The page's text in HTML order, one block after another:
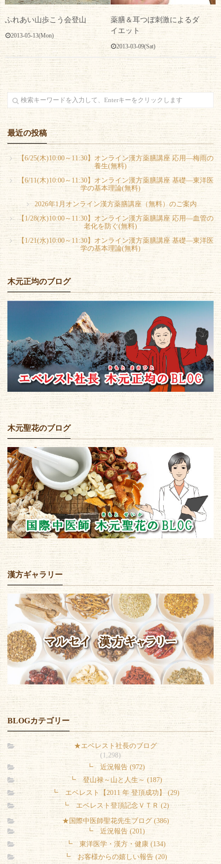
ふれあい山歩こう会登山
2013-05-13(Mon)
薬膳＆耳つぼ刺激によるダ
イエット
2013-03-09(Sat)
最近の投稿
【6/25(木)10:00～11:30】オンライン漢方薬膳講座 応用―梅雨の
養生(無料)
【6/11(木)10:00～11:30】オンライン漢方薬膳講座 基礎―東洋医
学の基本理論(無料)
2026年1月オンライン漢方薬膳講座（無料）のご案内
【1/28(水)10:00～11:30】オンライン漢方薬膳講座 応用―血管の
老化を防ぐ(無料)
【1/21(水)10:00～11:30】オンライン漢方薬膳講座 基礎―東洋医
学の基本理論(無料)
木元正均のブログ
木元聖花のブログ
漢方ギャラリー
BLOGカテゴリー
★エベレスト社長のブログ
(1,298)
┗ 近況報告 (972)
┗ 登山禄～山と人生～ (187)
┗ エベレスト【2011 年 登頂成功】 (29)
┗ エベレスト登頂記念ＶＴＲ (2)
★国際中医師聖花先生ブログ (386)
┗ 近況報告 (201)
┗ 東洋医学・漢方・健康 (134)
┗ お客様からの嬉しい報告 (20)